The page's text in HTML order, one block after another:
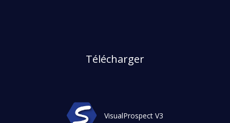
Télécharger
VisualProspect V3